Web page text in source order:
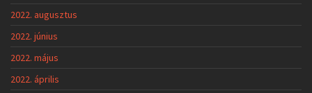
2022. augusztus
2022. június
2022. május
2022. április